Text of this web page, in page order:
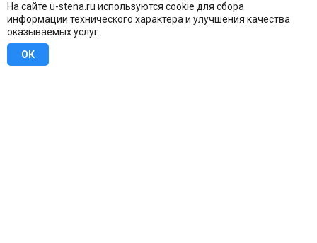
На сайте u-stena.ru используются cookie для сбора
информации технического характера и улучшения качества
оказываемых услуг.
ОК